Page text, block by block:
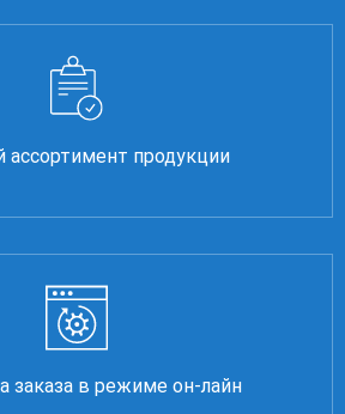
ассортимент продукции
заказа в режиме он-лайн